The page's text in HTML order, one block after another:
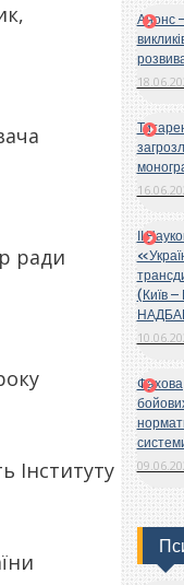
ради
Інституту
Анонс
ІІ
(Київ –
Фахова